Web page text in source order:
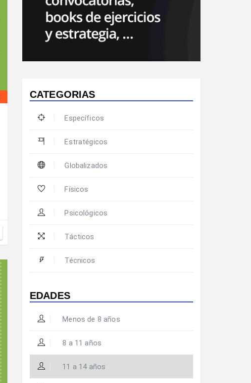
CATEGORIAS
Específicos
Estratégicos
Globalizados
Físicos
Psicológicos
Tácticos
Técnicos
EDADES
Menos de 8 años
8 a 11 años
11 a 14 años